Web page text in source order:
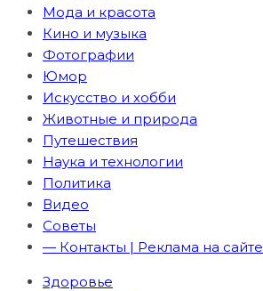
Мода и красота
Кино и музыка
Фотографии
Юмор
Искусство и хобби
Животные и природа
Путешествия
Наука и технологии
Политика
Видео
Советы
— Контакты | Реклама на сайте
Здоровье